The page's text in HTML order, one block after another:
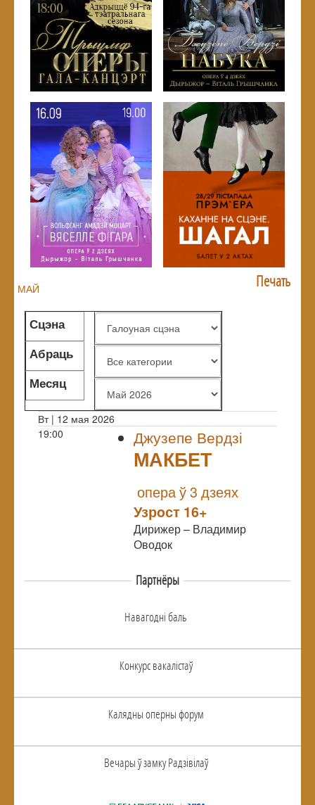
МАЙ
Сцэна
Абраць
жанр
Месяц
Печать
Вт | 12 мая 2026
19:00
Джузепе Вердзі
МАКБЕТ
опера ў 3 дзеях
Узрoст 16+
Дирижер – Владимир
Оводок
Партнёры
Навагоднi баль
Конкурс вакалiстаў
Калядны оперны форум
Вечары ў замку Радзiвiлаў